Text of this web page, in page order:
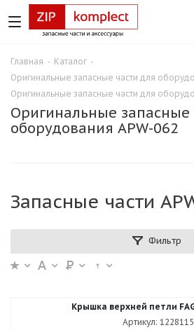
Главная - Каталог -
Оригинальные запасные части для
Оригинальные запасные части для
Оригинальные запасные
оборудования APW-062
Запасные части
Фильтр
Крышка верхней петли
Артикул: